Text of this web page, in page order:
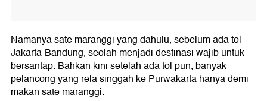
Namanya sate maranggi yang dahulu, sebelum ada tol
Jakarta-Bandung, seolah menjadi destinasi wajib untuk
bersantap. Bahkan kini setelah ada tol pun, banyak
pelancong yang rela singgah ke Purwakarta hanya demi
makan sate maranggi.